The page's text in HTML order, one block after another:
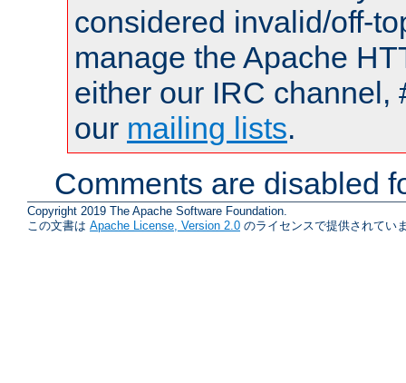
considered invalid/off-
manage the Apache
either our IRC channel,
our mailing lists.
Comments are disabled
Copyright 2019 The Apache Software Foundation.
この文書は Apache License, Version 2.0 のライセンスで提供されてい